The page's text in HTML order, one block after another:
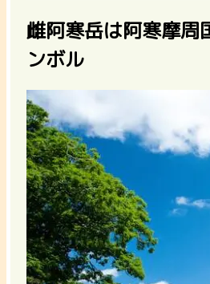
雌阿寒岳は阿寒摩周
ンボル